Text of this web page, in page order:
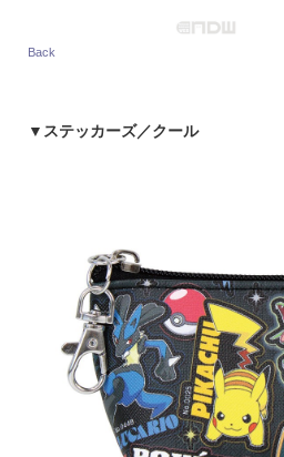
Back
▼ ステッカーズ／クール